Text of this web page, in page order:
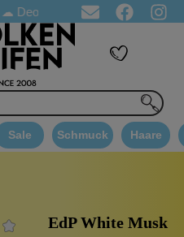
in jeder Bestellung
Sale Schmuck Haare
EdP White Musk